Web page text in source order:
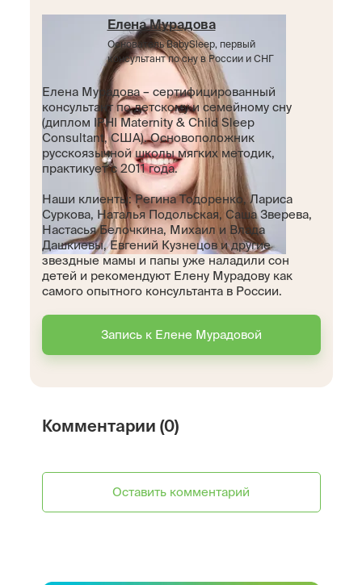
Елена Мурадова
Основатель BabySleep, первый
консультант по сну в России и СНГ
Елена Мурадова – сертифицированный
консультант по детскому и семейному сну
(диплом IPHI Maternity & Child Sleep
Consultant, США). Основоположник
русскоязычной школы мягких методик,
практикует с 2011 года.
Наши клиенты: Регина Тодоренко, Лариса
Суркова, Наталья Подольская, Саша Зверева,
Настасья Белочкина, Михаил и Влада
Дашкиевы, Евгений Кузнецов и другие
звездные мамы и папы уже наладили сон
детей и рекомендуют Елену Мурадову как
самого опытного консультанта в России.
Запись к Елене Мурадовой
Комментарии (0)
Оставить комментарий